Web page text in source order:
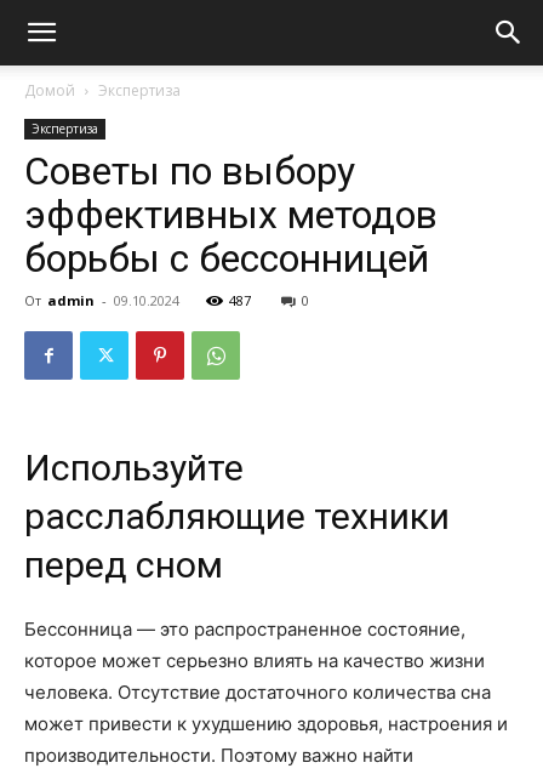
Домой Экспертиза
Экспертиза
Советы по выбору
эффективных методов
борьбы с бессонницей
От admin - 09.10.2024 487 0
Используйте
расслабляющие техники
перед сном
Бессонница — это распространенное состояние,
которое может серьезно влиять на качество жизни
человека. Отсутствие достаточного количества сна
может привести к ухудшению здоровья, настроения и
производительности. Поэтому важно найти